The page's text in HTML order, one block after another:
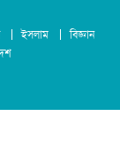
ইসলাম
বিজ্ঞান